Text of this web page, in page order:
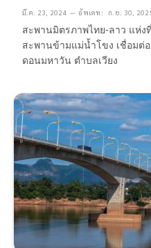
มี.ค. 23, 2024 อัพเดท: ก.ย. 30,
สะพานมิตรภาพไทย-ลาว แห่ง
สะพานข้ามแม่น้ำโขง เชื่อมต่
ดอนมหาวัน ตำบลเวียง